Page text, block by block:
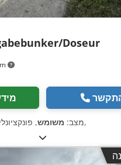
Doseur
מצב: משומש, ,